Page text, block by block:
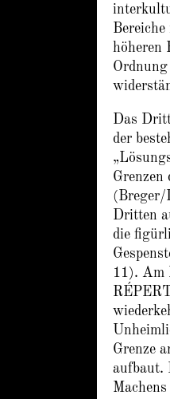
höheren
Das
der
Grenzen
(Breger/
Dritten
die
11). Am
Grenze
aufbaut.